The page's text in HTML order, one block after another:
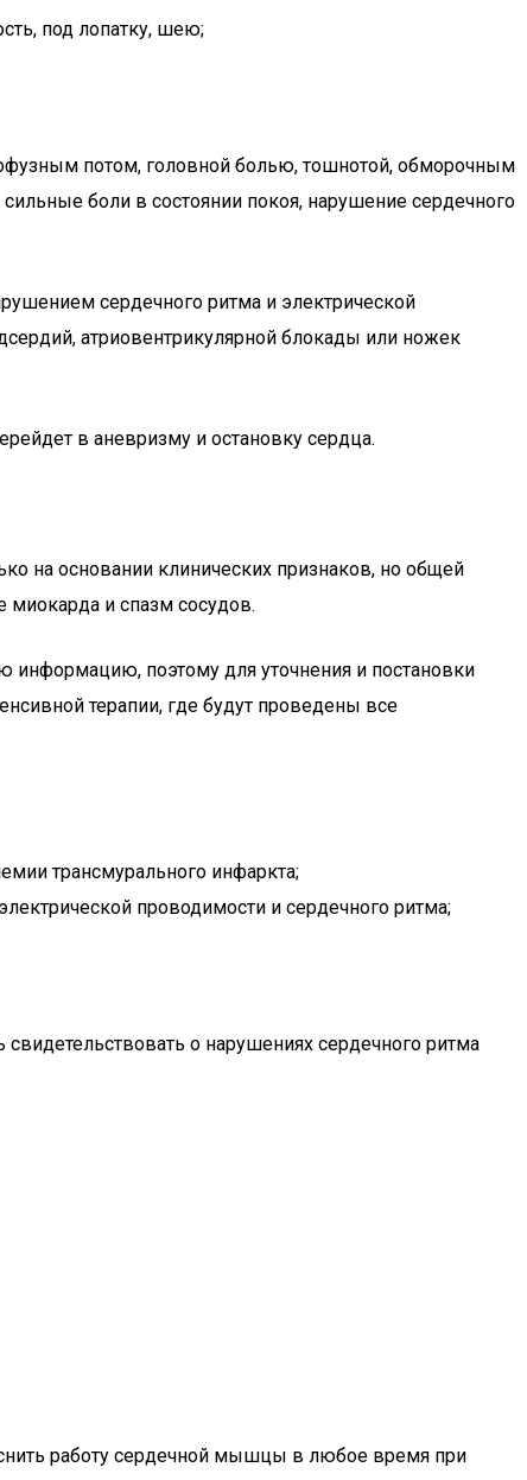
под лопатку, шею;
потом, головной болью, тошнотой, обморочным
боли в состоянии покоя, нарушение сердечного
сердечного ритма и электрической
атриовентрикулярной блокады или ножек
в аневризму и остановку сердца.
на основании клинических признаков, но общей
миокарда и спазм сосудов.
информацию, поэтому для уточнения и постановки
терапии, где будут проведены все
трансмурального инфаркта;
проводимости и сердечного ритма;
о нарушениях сердечного ритма
работу сердечной мышцы в любое время при